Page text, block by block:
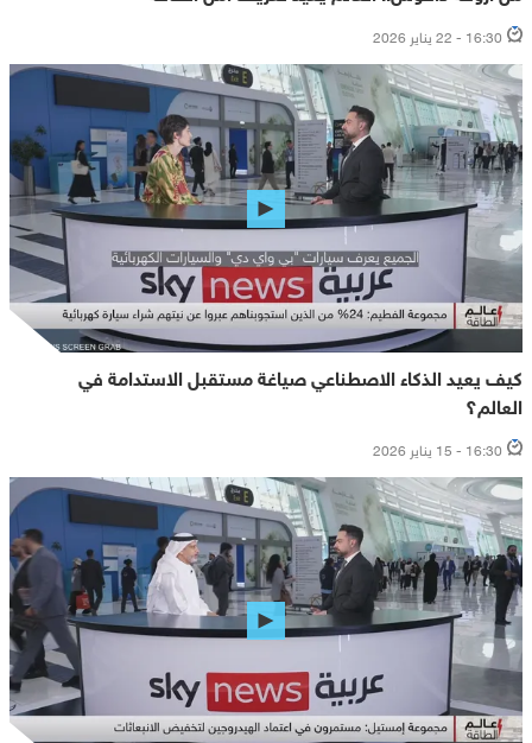
16:30 - 22 يناير 2026
كيف يعيد الذكاء الاصطناعي صياغة مستقبل الاستدامة في
العالم؟
16:30 - 15 يناير 2026